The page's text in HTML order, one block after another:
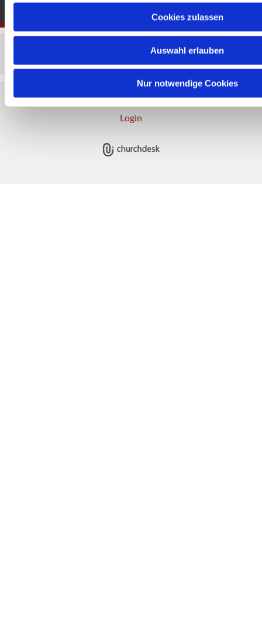
Cookies zulassen
Auswahl erlauben
Nur notwendige Cookies
Impressum Datenschutzerklärung
ChurchDesk-
Login